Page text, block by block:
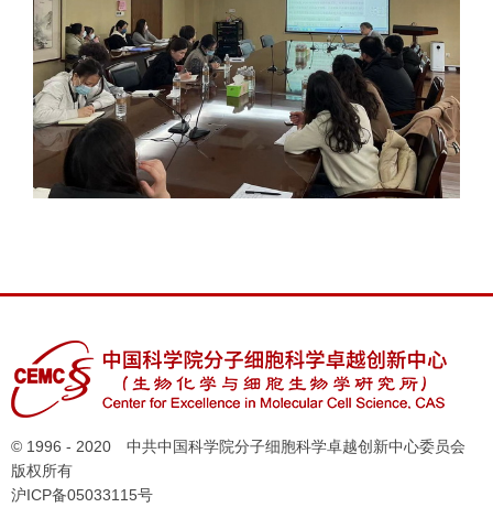
© 1996 - 2020 中共中国科学院分子细胞科学卓越创新中心委员会
版权所有
沪ICP备05033115号